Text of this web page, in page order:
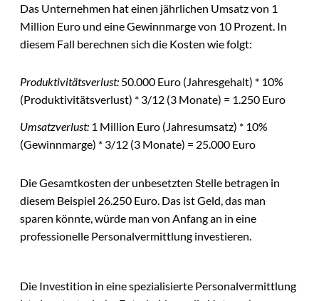
Das Unternehmen hat einen jährlichen Umsatz von 1
Million Euro und eine Gewinnmarge von 10 Prozent. In
diesem Fall berechnen sich die Kosten wie folgt:
Produktivitätsverlust: 50.000 Euro (Jahresgehalt) * 10%
(Produktivitätsverlust) * 3/12 (3 Monate) = 1.250 Euro
Umsatzverlust: 1 Million Euro (Jahresumsatz) * 10%
(Gewinnmarge) * 3/12 (3 Monate) = 25.000 Euro
Die Gesamtkosten der unbesetzten Stelle betragen in
diesem Beispiel 26.250 Euro. Das ist Geld, das man
sparen könnte, würde man von Anfang an in eine
professionelle Personalvermittlung investieren.
Die Investition in eine spezialisierte Personalvermittlung